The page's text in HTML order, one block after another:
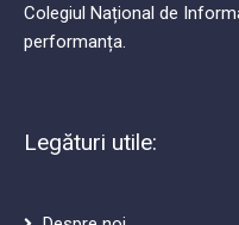
Colegiul Național de
performanța.
Legături utile: